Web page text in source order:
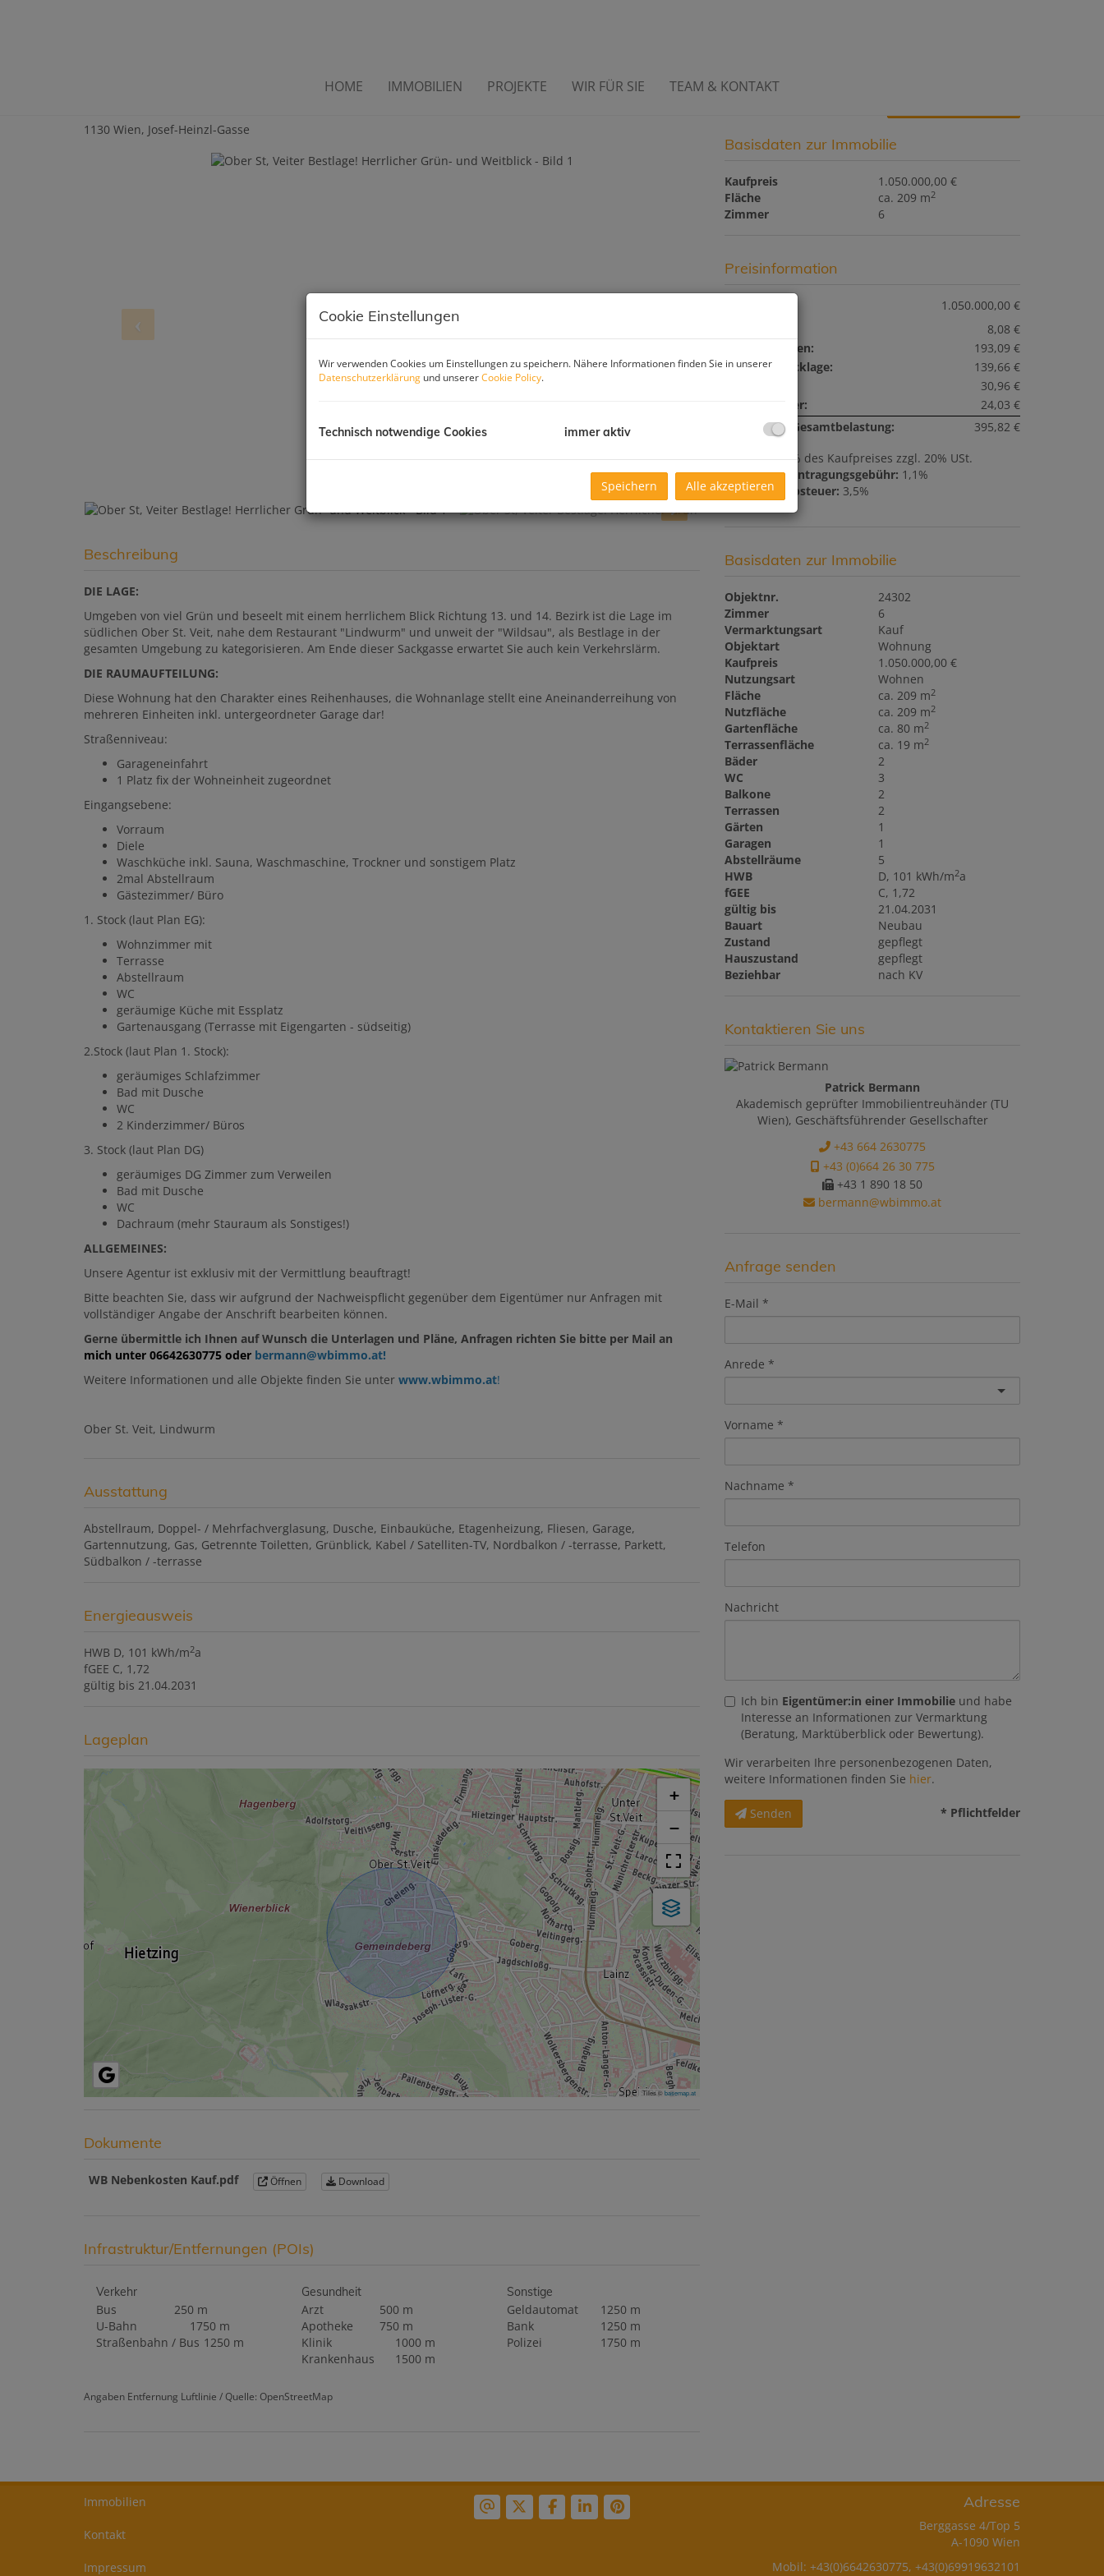
HOME IMMOBILIEN PROJEKTE WIR FÜR SIE TEAM & KONTAKT
Ober St, Veiter Bestlage! Herrlicher Grün- und Weitblick
1130 Wien, Josef-Heinzl-Gasse
Beschreibung
DIE LAGE:
Umgeben von viel Grün und beseelt mit einem herrlichem Blick Richtung 13. und 14. Bezirk ist die Lage im
südlichen Ober St. Veit, nahe dem Restaurant "Lindwurm" und unweit der "Wildsau", als Bestlage in der
gesamten Umgebung zu kategorisieren. Am Ende dieser Sackgasse erwartet Sie auch kein Verkehrslärm.
DIE RAUMAUFTEILUNG:
Diese Wohnung hat den Charakter eines Reihenhauses, die Wohnanlage stellt eine Aneinanderreihung von
mehreren Einheiten inkl. untergeordneter Garage dar!
Straßenniveau:
Garageneinfahrt
1 Platz fix der Wohneinheit zugeordnet
Eingangsebene:
Vorraum
Diele
Waschküche inkl. Sauna, Waschmaschine, Trockner und sonstigem Platz
2mal Abstellraum
Gästezimmer/ Büro
1. Stock (laut Plan EG):
Wohnzimmer mit
Terrasse
Abstellraum
WC
geräumige Küche mit Essplatz
Gartenausgang (Terrasse mit Eigengarten - südseitig)
2.Stock (laut Plan 1. Stock):
geräumiges Schlafzimmer
Bad mit Dusche
WC
2 Kinderzimmer/ Büros
3. Stock (laut Plan DG)
geräumiges DG Zimmer zum Verweilen
Bad mit Dusche
WC
Dachraum (mehr Stauraum als Sonstiges!)
ALLGEMEINES:
Unsere Agentur ist exklusiv mit der Vermittlung beauftragt!
Bitte beachten Sie, dass wir aufgrund der Nachweispflicht gegenüber dem Eigentümer nur Anfragen mit
vollständiger Angabe der Anschrift bearbeiten können.
Gerne übermittle ich Ihnen auf Wunsch die Unterlagen und Pläne, Anfragen richten Sie bitte per Mail an
mich unter 06642630775 oder bermann@wbimmo.at!
Weitere Informationen und alle Objekte finden Sie unter www.wbimmo.at!
Ober St. Veit, Lindwurm
Ausstattung
Abstellraum Doppel- / Mehrfachverglasung Dusche Einbauküche Etagenheizung Fliesen Garage
Gartennutzung Gas Getrennte Toiletten Grünblick Kabel / Satelliten-TV Nordbalkon / -terrasse Parkett
Südbalkon / -terrasse
Energieausweis
HWB D, 101 kWh/m2a
fGEE C, 1,72
gültig bis 21.04.2031
Lageplan
+
−
Tiles ©basemap.at
Dokumente
WB Nebenkosten Kauf.pdf Öffnen Download
Infrastruktur/Entfernungen (POIs)
Verkehr
Bus
250 m
U-Bahn
1750 m
Straßenbahn / Bus 1250 m
Gesundheit
Arzt
500 m
Apotheke
750 m
Klinik
1000 m
Krankenhaus
1500 m
Sonstige
Geldautomat
1250 m
Bank
1250 m
Polizei
1750 m
Angaben Entfernung Luftlinie / Quelle: OpenStreetMap
Basisdaten zur Immobilie
Kaufpreis
1.050.000,00 €
Fläche
ca. 209 m2
Zimmer 6
Preisinformation
1.050.000,00 €
8,08 €
Betriebskosten:
193,09 €
Reparaturrücklage:
139,66 €
30,96 €
Umsatzsteuer:
24,03 €
monatliche Gesamtbelastung:
395,82 €
Provision: 3% des Kaufpreises zzgl. 20% USt.
Grundbucheintragungsgebühr: 1,1%
Grunderwerbsteuer: 3,5%
Basisdaten zur Immobilie
Objektnr.
24302
Zimmer
6
Vermarktungsart
Kauf
Objektart
Wohnung
Kaufpreis
1.050.000,00 €
Nutzungsart
Wohnen
Fläche
ca. 209 m2
Nutzfläche ca. 209 m2
Gartenfläche ca. 80 m2
Terrassenfläche ca. 19 m2
Bäder
2
WC
3
Balkone
2
Terrassen
2
Gärten
1
Garagen
1
Abstellräume
5
HWB
D, 101 kWh/m2a
fGEE
C, 1,72
gültig bis
21.04.2031
Bauart
Neubau
Zustand
gepflegt
Hauszustand
gepflegt
Beziehbar
nach KV
Kontaktieren Sie uns
Patrick Bermann
Akademisch geprüfter Immobilientreuhänder (TU
Wien), Geschäftsführender Gesellschafter
+43 664 2630775
+43 (0)664 26 30 775
+43 1 890 18 50
bermann@wbimmo.at
Anfrage senden
E-Mail
Anrede
Vorname
Nachname
Telefon
Nachricht
Ich bin Eigentümer:in einer Immobilie und habe
Interesse an Informationen zur Vermarktung
(Beratung, Marktüberblick oder Bewertung).
Wir verarbeiten Ihre personenbezogenen Daten,
weitere Informationen finden Sie hier.
Senden * Pflichtfelder
Immobilien
Kontakt
Impressum
Adresse
Berggasse 4/Top 5
A-1090 Wien
Mobil: +43(0)6642630775, +43(0)69919632101
Cookie Einstellungen
Wir verwenden Cookies um Einstellungen zu speichern. Nähere Informationen finden Sie in unserer
Datenschutzerklärung und unsererCookie Policy.
Technisch notwendige Cookies immer aktiv
Speichern Alle akzeptieren